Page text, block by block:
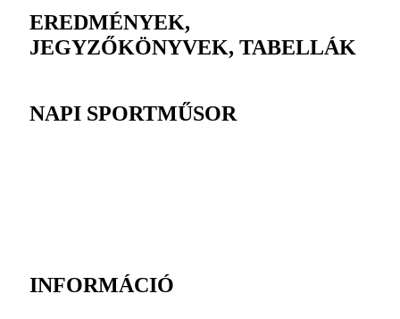
EREDMÉNYEK,
JEGYZŐKÖNYVEK, TABELLÁK
NAPI SPORTMŰSOR
INFORMÁCIÓ